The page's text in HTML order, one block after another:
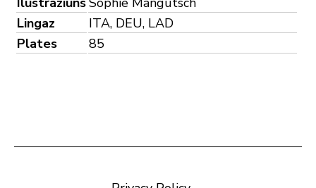
Lingaz
ITA, DEU, LAD
Plates
85